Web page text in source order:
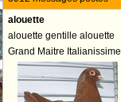
alouette
alouette gentille alouette
Grand Maitre Italianissime